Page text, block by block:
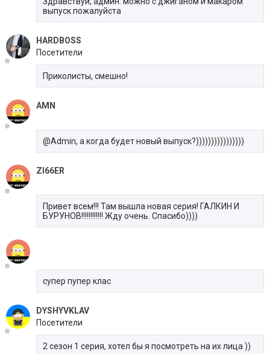
выпуск пожалуйста
HARDBOSS
Посетители
Приколисты, смешно!
AMN
@Admin, а когда будет новый выпуск?))))))))))))))))
ZI66ER
Привет всем!!! Там вышла новая серия! ГАЛКИН И
БУРУНОВ!!!!!!!!!!!! Жду очень. Спасибо))))
супер пупер клас
DYSHYVKLAV
Посетители
2 сезон 1 серия, хотел бы я посмотреть на их лица ))